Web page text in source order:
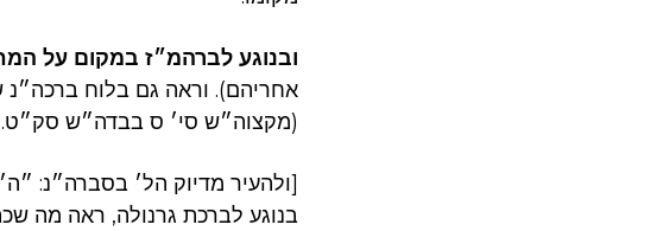
ובנוגע לברהמ״ז במקום על
אחריהם). וראה גם בלוח
(מקצוה״ש סי׳ ס בבדה״ש
[ולהעיר מדיוק הל׳ בסברה״נ:
בנוגע לברכת גרנולה, ראה מה